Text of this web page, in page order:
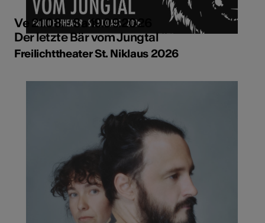
Ve 21.08. - Sa 19.09.2026
Der letzte Bär vom Jungtal
Freilichttheater St. Niklaus 2026